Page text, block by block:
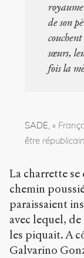
Copier la
référence
Chicago
référence
Bibtex
Attribution-
NonCommercial-
(CC BY-NC-SA
4.0) Sens-Public,
2007
Accéder
à la
version
PDF
de son
sœurs,
fois la
SADE,«
être
La charrette
chemin
paraissaient
avec lequel,
les piquait. A
Galvarino